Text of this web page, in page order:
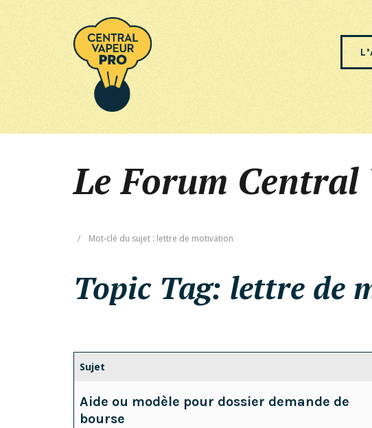
Le Forum Central
/ Mot-clé du sujet : lettre de motivation
Topic Tag: lettre de
Sujet
Aide ou modèle pour dossier demande de
bourse